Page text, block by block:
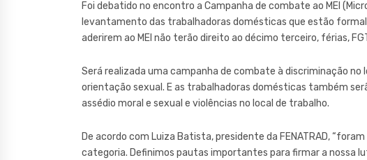
Foi debatido no encontro a Campanha de combate ao MEI
levantamento das trabalhadoras domésticas que estão
aderirem ao MEI não terão direito ao décimo terceiro, férias,
Será realizada uma campanha de combate à discriminação no
orientação sexual. E as trabalhadoras domésticas também
assédio moral e sexual e violências no local de trabalho.
De acordo com Luiza Batista, presidente da FENATRAD,
categoria. Definimos pautas importantes para firmar a nossa